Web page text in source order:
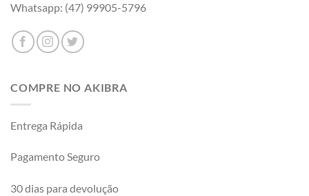
Whatsapp: (47) 99905-5796
COMPRE NO AKIBRA
Entrega Rápida
Pagamento Seguro
30 dias para devolução